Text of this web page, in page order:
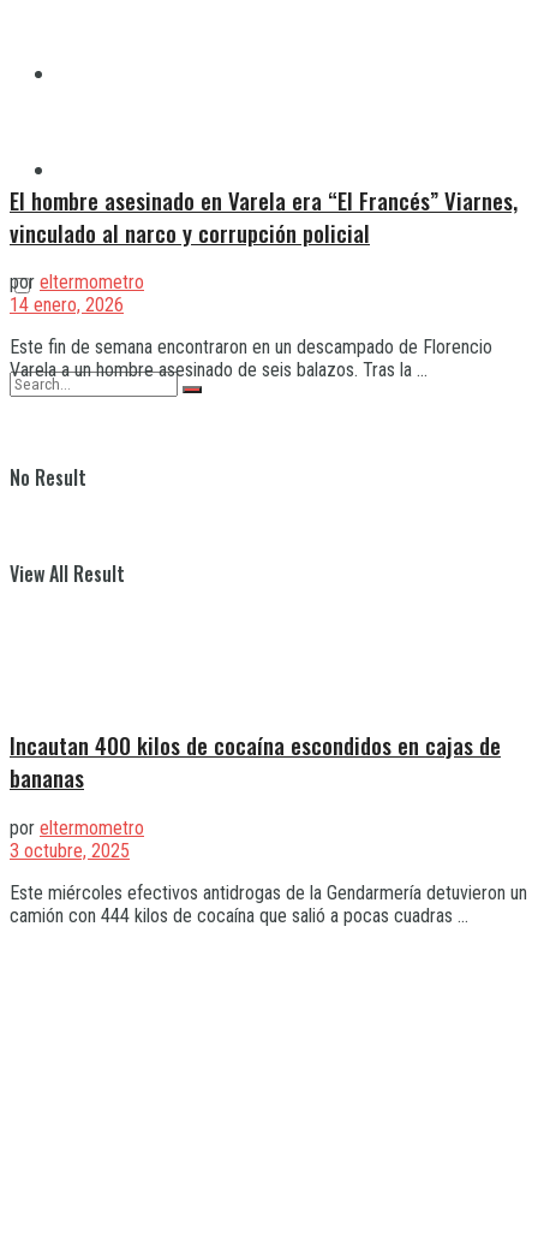
No Result
View All Result
El hombre asesinado en Varela era “El Francés” Viarnes,
vinculado al narco y corrupción policial
por eltermometro
14 enero, 2026
Este fin de semana encontraron en un descampado de Florencio
Varela a un hombre asesinado de seis balazos. Tras la ...
Incautan 400 kilos de cocaína escondidos en cajas de
bananas
por eltermometro
3 octubre, 2025
Este miércoles efectivos antidrogas de la Gendarmería detuvieron un
camión con 444 kilos de cocaína que salió a pocas cuadras ...